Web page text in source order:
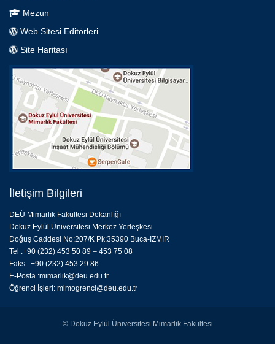
Mezun
Web Sitesi Editörleri
Site Haritası
İletişim Bilgileri
DEÜ Mimarlık Fakültesi Dekanlığı
Dokuz Eylül Üniversitesi Merkez Yerleşkesi
Doğuş Caddesi No:207/K Pk:35390 Buca-İZMİR
Tel :+90 (232) 453 50 89 – 453 75 08
Faks : +90 (232) 453 29 86
E-Posta :mimarlik@deu.edu.tr
Öğrenci İşleri: mimogrenci@deu.edu.tr
© Dokuz Eylül Üniversitesi Mimarlık Fakültesi